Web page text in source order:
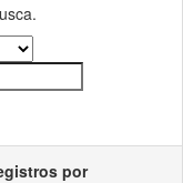
por